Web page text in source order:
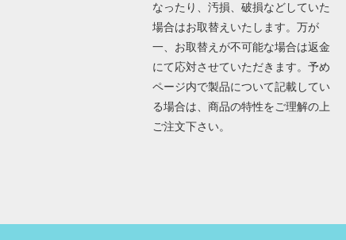
なったり、汚損、破損などしていた
場合はお取替えいたします。万が
一、お取替えが不可能な場合は返金
にて応対させていただきます。予め
ページ内で製品について記載してい
る場合は、商品の特性をご理解の上
ご注文下さい。